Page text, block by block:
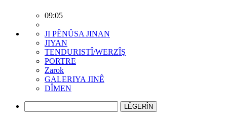
09:05
JI PÊNÛSA JINAN
JIYAN
TENDURISTÎ/WERZÎŞ
PORTRE
Zarok
GALERIYA JINÊ
DÎMEN
LÊGERÎN